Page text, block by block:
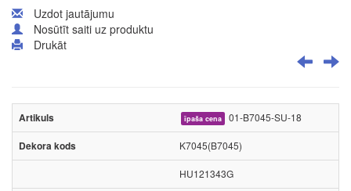
Uzdot jautājumu
Nosūtīt saiti uz produktu
Drukāt
īpaša cena 01-B7045-SU-18
K7045(B7045)
HU121343G